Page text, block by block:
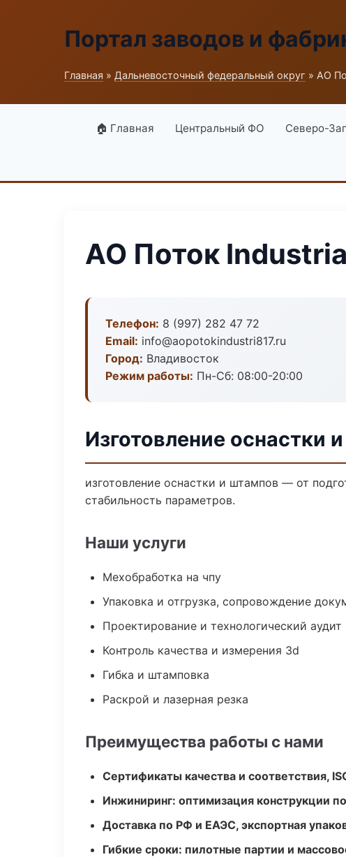
Портал заводов и
Главная » Дальневосточный федеральный округ » АО
🏠 Главная Центральный ФО Северо-
АО Поток
Телефон: 8 (997) 282 47 72
Email: info@aopotokindustri817.ru
Город: Владивосток
Режим работы: Пн-Сб: 08:00-20:00
Изготовление оснастки
изготовление оснастки и штампов — от
стабильность параметров.
Наши услуги
Мехобработка на чпу
Упаковка и отгрузка, сопровождение
Проектирование и технологический аудит
Контроль качества и измерения 3d
Гибка и штамповка
Раскрой и лазерная резка
Преимущества работы с нами
Сертификаты качества и соответствия,
Инжиниринг: оптимизация конструкции
Доставка по РФ и ЕАЭС, экспортная
Гибкие сроки: пилотные партии и